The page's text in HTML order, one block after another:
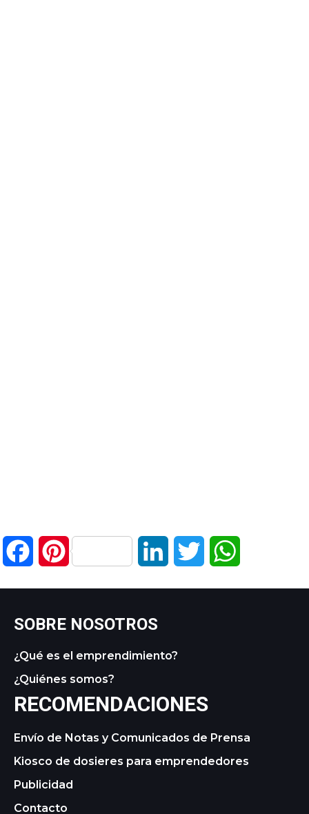
FacebookPinterest LinkedIn Twitter
SOBRE NOSOTROS
¿Qué es el emprendimiento?
¿Quiénes somos?
RECOMENDACIONES
Envío de Notas y Comunicados de Prensa
Kiosco de dosieres para emprendedores
Publicidad
Contacto